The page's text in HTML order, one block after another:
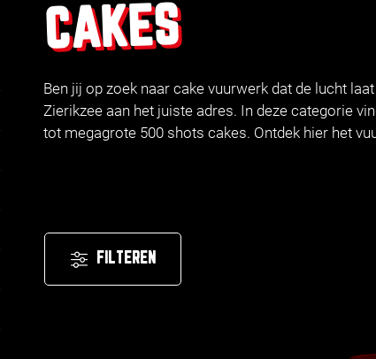
CAKES
Ben jij op zoek naar cake vuurwerk dat de lucht
Zierikzee aan het juiste adres. In deze categorie
tot megagrote 500 shots cakes. Ontdek hier het
FILTEREN